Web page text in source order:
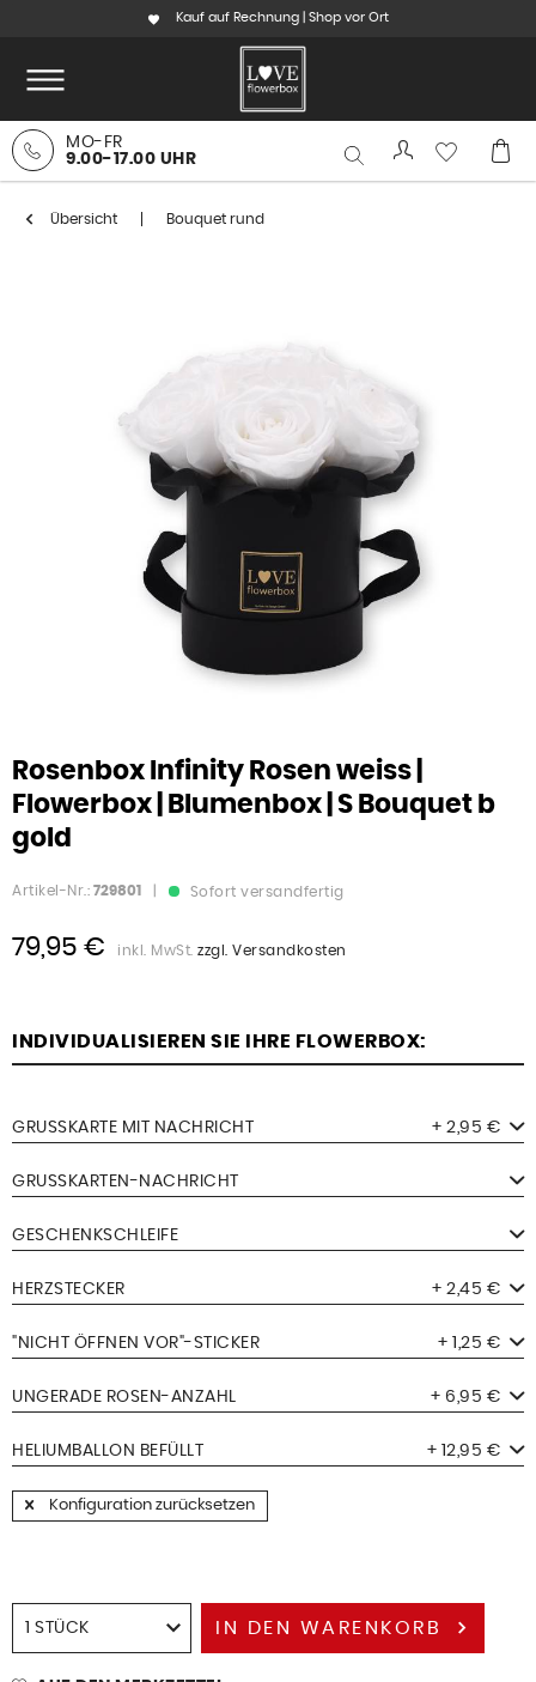
Kauf auf Rechnung | Shop vor Ort
MO-FR
9.00-17.00 UHR
Übersicht Bouquet rund
Rosenbox Infinity Rosen weiss |
Flowerbox | Blumenbox | S Bouquet b
gold
Artikel-Nr.: 729801 Sofort versandfertig
79,95 € inkl. MwSt. zzgl. Versandkosten
INDIVIDUALISIEREN SIE IHRE FLOWERBOX:
GRUSSKARTE MIT NACHRICHT + 2,95 €
GRUSSKARTEN-NACHRICHT
GESCHENKSCHLEIFE
HERZSTECKER + 2,45 €
"NICHT ÖFFNEN VOR"-STICKER + 1,25 €
UNGERADE ROSEN-ANZAHL + 6,95 €
HELIUMBALLON BEFÜLLT + 12,95 €
Konfiguration zurücksetzen
IN DEN WARENKORB